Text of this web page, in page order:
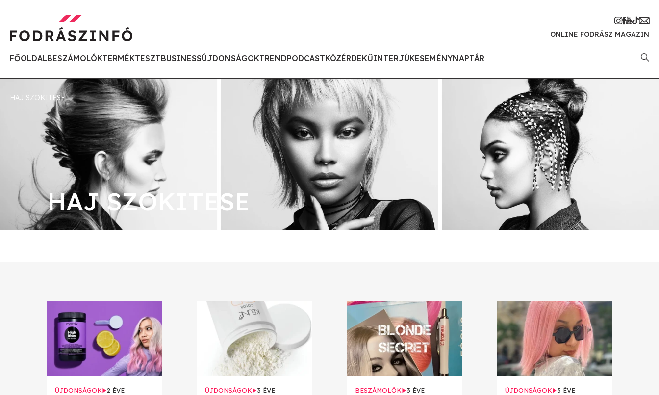
ONLINE FODRÁSZ MAGAZIN
FŐOLDALBESZÁMOLÓKTERMÉKTESZTBUSINESSÚJDONSÁGOKTRENDPODCASTKÖZÉRDEKŰINTERJÚKESEMÉNYNAPTÁR
HAJ SZOKITESE
HAJ SZOKITESE
ÚJDONSÁGOK 2 ÉVE ÚJDONSÁGOK 3 ÉVE BESZÁMOLÓK 3 ÉVE ÚJDONSÁGOK 3 ÉVE